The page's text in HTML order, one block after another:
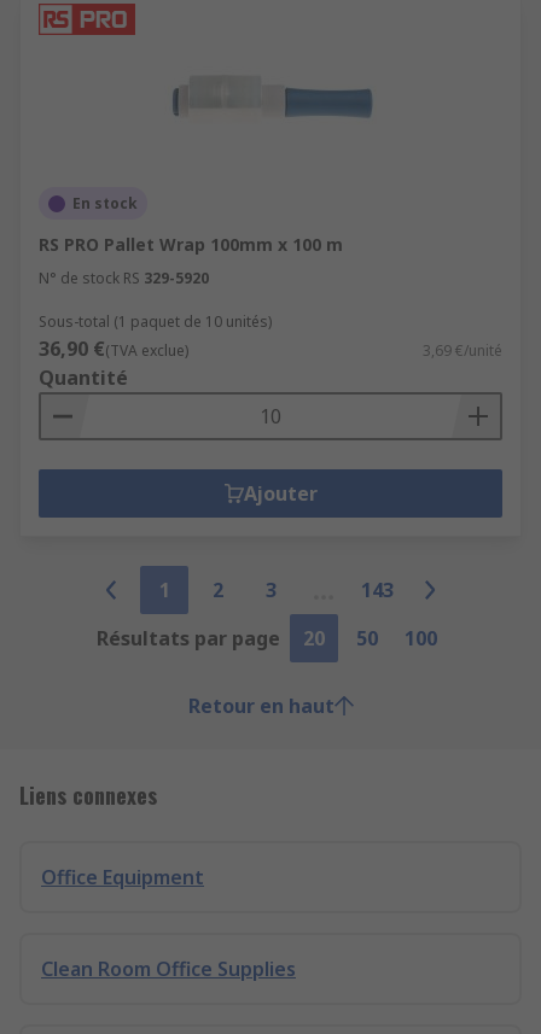
En stock
RS PRO Pallet Wrap 100mm x 100 m
N° de stock RS 329-5920
Sous-total (1 paquet de 10 unités)
36,90 €(TVA exclue) 3,69 €/unité
Quantité
Ajouter
1 2 3
143
Résultats par page
20 50 100
Retour en haut
Liens connexes
Office Equipment
Clean Room Office Supplies